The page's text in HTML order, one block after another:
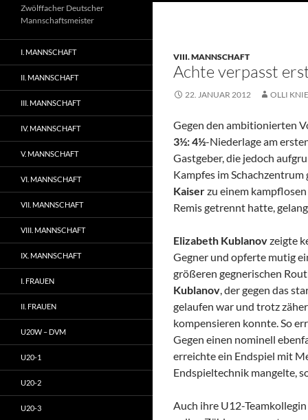
VIII. MANNSCHAFT
Achte verpasst
22. JANUAR 2012 OLLI
Gegen den ambitionierten
3½: 4½-Niederlage am
Gastgeber, die jedoch
Kampfes im
Kaiserzu einem
Remis getrennt hatte,
Elizabeth Kublanovzeigte
Gegner und opferte mutig
größeren gegnerischen
Kublanov, der gegen das
gelaufen war und trotz
kompensieren konnte. So
Gegen einen nominell
erreichte ein Endspiel mit
Endspieltechnik mangelte,
Auch ihre U12-Teamkollegin
Zwölffacher Deutscher
Mannschaftsmeister
I. MANNSCHAFT
II. MANNSCHAFT
III. MANNSCHAFT
IV. MANNSCHAFT
V. MANNSCHAFT
VI. MANNSCHAFT
VII. MANNSCHAFT
VIII. MANNSCHAFT
IX. MANNSCHAFT
I. FRAUEN
II. FRAUEN
U20W – DVM
U20-1
U20-2
U20-3